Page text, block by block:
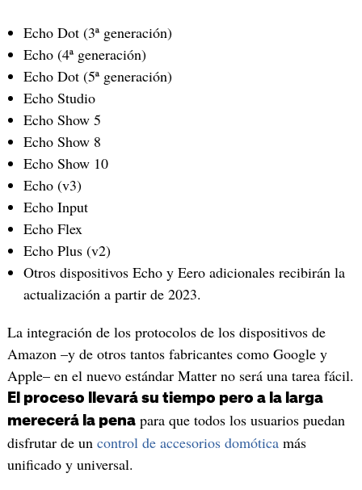
Echo Dot (3ª generación)
Echo (4ª generación)
Echo Dot (5ª generación)
Echo Studio
Echo Show 5
Echo Show 8
Echo Show 10
Echo (v3)
Echo Input
Echo Flex
Echo Plus (v2)
Otros dispositivos Echo y Eero adicionales recibirán la
actualización a partir de 2023.
La integración de los protocolos de los dispositivos de
Amazon –y de otros tantos fabricantes como Google y
Apple– en el nuevo estándar Matter no será una tarea fácil.
El proceso llevará su tiempo pero a la larga
merecerá la penapara que todos los usuarios puedan
disfrutar de un control de accesorios domóticamás
unificado y universal.